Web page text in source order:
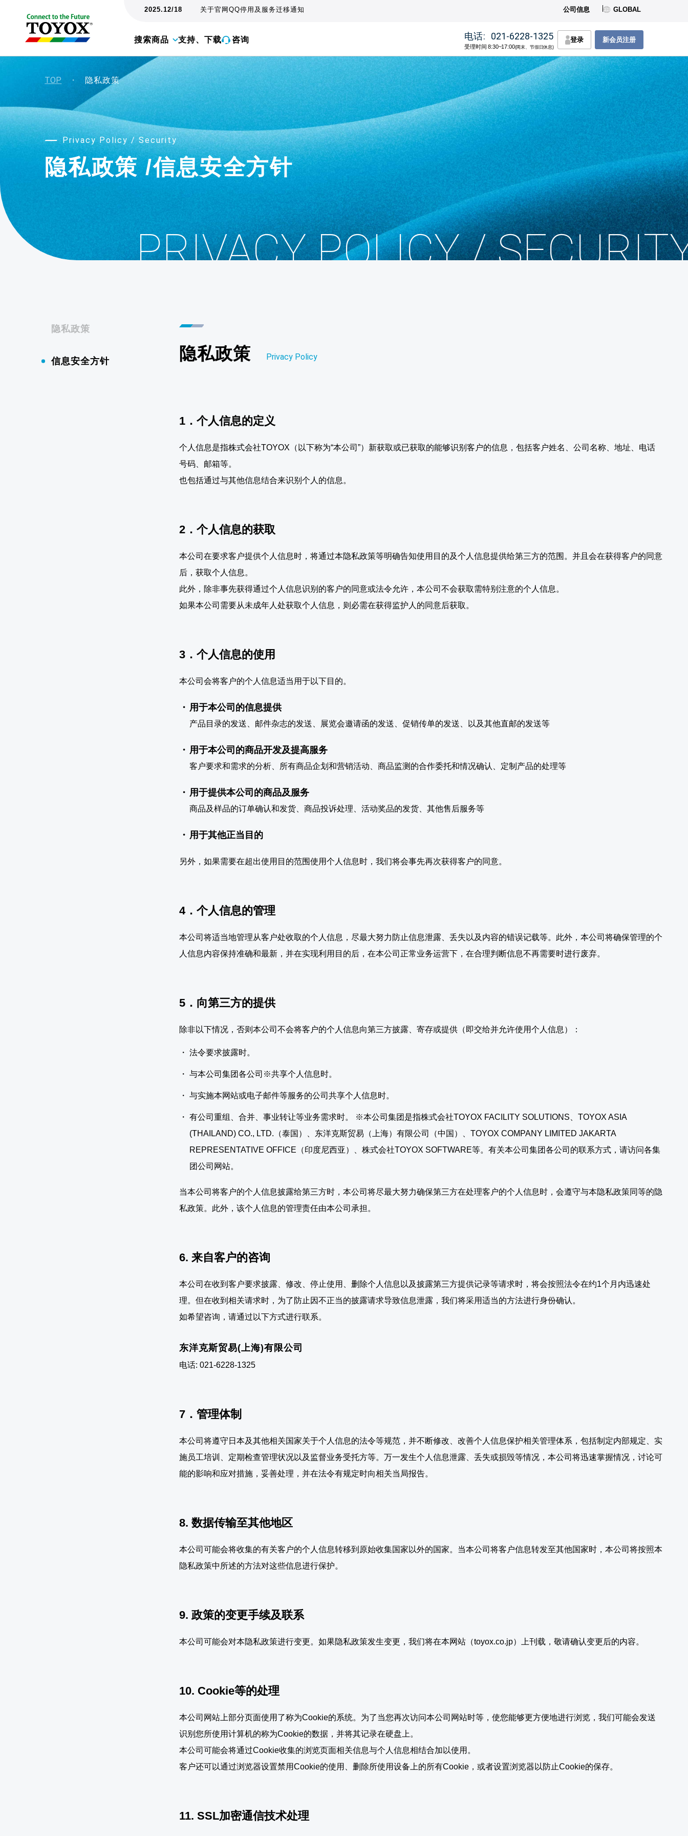
2025.12/18 关于官网QQ停用及服务迁移通知 公司信息 GLOBAL
搜索商品 支持、下载 咨询 电话: 021-6228-1325
受理时间 8:30~17:00(周末、节假日休息)
登录 新会员注册
TOP ・ 隐私政策
Privacy Policy / Security
隐私政策 /信息安全方针
PRIVACY POLICY /
隐私政策
信息安全方针 隐私政策 Privacy Policy
1．个人信息的定义
个人信息是指株式会社TOYOX（以下称为“本公司”）新获取或已获取的能够识别客户的信息，包括客户姓名、公司名称、地址、电话
号码、邮箱等。
也包括通过与其他信息结合来识别个人的信息。
2．个人信息的获取
本公司在要求客户提供个人信息时，将通过本隐私政策等明确告知使用目的及个人信息提供给第三方的范围。并且会在获得客户的同意
后，获取个人信息。
此外，除非事先获得通过个人信息识别的客户的同意或法令允许，本公司不会获取需特别注意的个人信息。
如果本公司需要从未成年人处获取个人信息，则必需在获得监护人的同意后获取。
3．个人信息的使用
本公司会将客户的个人信息适当用于以下目的。
用于本公司的信息提供
产品目录的发送、邮件杂志的发送、展览会邀请函的发送、促销传单的发送、以及其他直邮的发送等
用于本公司的商品开发及提高服务
客户要求和需求的分析、所有商品企划和营销活动、商品监测的合作委托和情况确认、定制产品的处理等
用于提供本公司的商品及服务
商品及样品的订单确认和发货、商品投诉处理、活动奖品的发货、其他售后服务等
用于其他正当目的
另外，如果需要在超出使用目的范围使用个人信息时，我们将会事先再次获得客户的同意。
4．个人信息的管理
本公司将适当地管理从客户处收取的个人信息，尽最大努力防止信息泄露、丢失以及内容的错误记载等。此外，本公司将确保管理的个
人信息内容保持准确和最新，并在实现利用目的后，在本公司正常业务运营下，在合理判断信息不再需要时进行废弃。
5．向第三方的提供
除非以下情况，否则本公司不会将客户的个人信息向第三方披露、寄存或提供（即交给并允许使用个人信息）：
法令要求披露时。
与本公司集团各公司※共享个人信息时。
与实施本网站或电子邮件等服务的公司共享个人信息时。
有公司重组、合并、事业转让等业务需求时。 ※本公司集团是指株式会社TOYOX FACILITY SOLUTIONS、TOYOX ASIA
(THAILAND) CO., LTD.（泰国）、东洋克斯贸易（上海）有限公司（中国）、TOYOX COMPANY LIMITED JAKARTA
REPRESENTATIVE OFFICE（印度尼西亚）、株式会社TOYOX SOFTWARE等。有关本公司集团各公司的联系方式，请访问各集
团公司网站。
当本公司将客户的个人信息披露给第三方时，本公司将尽最大努力确保第三方在处理客户的个人信息时，会遵守与本隐私政策同等的隐
私政策。此外，该个人信息的管理责任由本公司承担。
6. 来自客户的咨询
本公司在收到客户要求披露、修改、停止使用、删除个人信息以及披露第三方提供记录等请求时，将会按照法令在约1个月内迅速处
理。但在收到相关请求时，为了防止因不正当的披露请求导致信息泄露，我们将采用适当的方法进行身份确认。
如希望咨询，请通过以下方式进行联系。
东洋克斯贸易(上海)有限公司
电话: 021-6228-1325
7．管理体制
本公司将遵守日本及其他相关国家关于个人信息的法令等规范，并不断修改、改善个人信息保护相关管理体系，包括制定内部规定、实
施员工培训、定期检查管理状况以及监督业务受托方等。万一发生个人信息泄露、丢失或损毁等情况，本公司将迅速掌握情况，讨论可
能的影响和应对措施，妥善处理，并在法令有规定时向相关当局报告。
8. 数据传输至其他地区
本公司可能会将收集的有关客户的个人信息转移到原始收集国家以外的国家。当本公司将客户信息转发至其他国家时，本公司将按照本
隐私政策中所述的方法对这些信息进行保护。
9. 政策的变更手续及联系
本公司可能会对本隐私政策进行变更。如果隐私政策发生变更，我们将在本网站（toyox.co.jp）上刊载，敬请确认变更后的内容。
10. Cookie等的处理
本公司网站上部分页面使用了称为Cookie的系统。为了当您再次访问本公司网站时等，使您能够更方便地进行浏览，我们可能会发送
识别您所使用计算机的称为Cookie的数据，并将其记录在硬盘上。
本公司可能会将通过Cookie收集的浏览页面相关信息与个人信息相结合加以使用。
客户还可以通过浏览器设置禁用Cookie的使用、删除所使用设备上的所有Cookie，或者设置浏览器以防止Cookie的保存。
11. SSL加密通信技术处理